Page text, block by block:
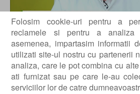
Folosim cookie-uri pentru a
reclamele si pentru a analiza
asemenea, impartasim informatii
utilizati site-ul nostru cu partenerii
analiza, care le pot combina cu
ati furnizat sau pe care le-au
serviciilor lor de catre
Play